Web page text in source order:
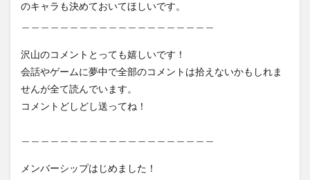
のキャラも決めておいてほしいです。
沢山のコメントとっても嬉しいです！
会話やゲームに夢中で全部のコメントは拾えないかもしれま
せんが全て読んでいます。
コメントどしどし送ってね！
メンバーシップはじめました！